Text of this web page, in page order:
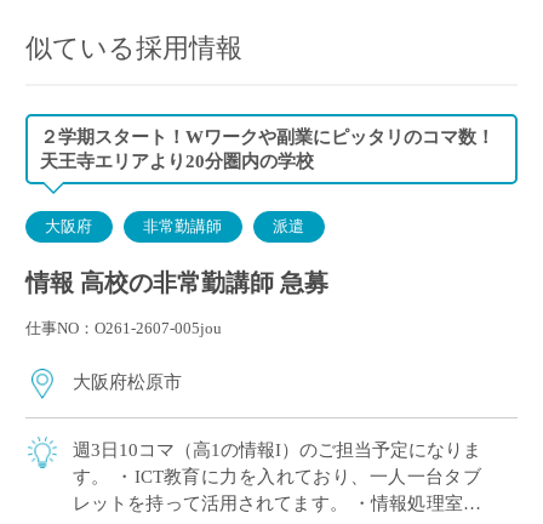
似ている採用情報
２学期スタート！Wワークや副業にピッタリのコマ数！
天王寺エリアより20分圏内の学校
大阪府 非常勤講師 派遣
情報 高校の非常勤講師 急募
仕事NO：O261-2607-005jou
大阪府松原市
週3日10コマ（高1の情報I）のご担当予定になりま
す。 ・ICT教育に力を入れており、一人一台タブ
レットを持って活用されてます。 ・情報処理室も